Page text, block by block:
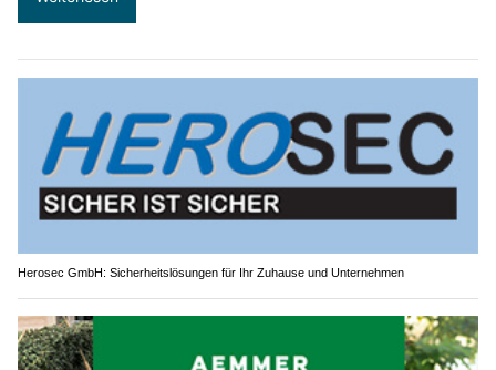
Herosec GmbH: Sicherheitslösungen für Ihr Zuhause und Unternehmen